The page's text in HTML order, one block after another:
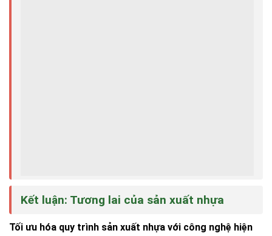
Kết luận: Tương lai của sản xuất nhựa
Tối ưu hóa quy trình sản xuất nhựa với công nghệ hiện